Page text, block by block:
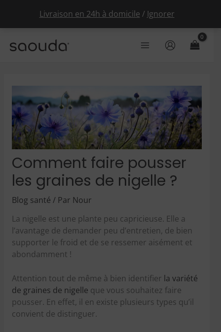
Comment faire pousser
les graines de nigelle ?
Blog santé / Par Nour
La nigelle est une plante peu capricieuse. Elle a
l’avantage de demander peu d’entretien, de bien
supporter le froid et de se ressemer aisément et
abondamment !
Attention tout de même à bien identifier la variété
de graines de nigelle que vous souhaitez faire
pousser. En effet, il en existe plusieurs types qu’il
convient de distinguer.
Livraison en 24h à domicile / Ignorer